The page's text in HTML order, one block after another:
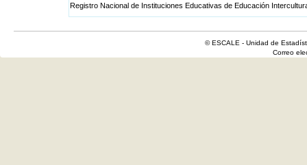
Registro Nacional de Instituciones Educativas de Educación
© ESCALE - Unidad de
Correo